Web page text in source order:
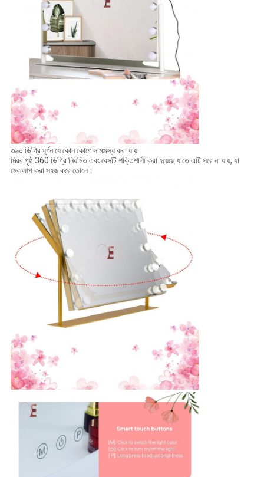
৩৬০ ডিগ্রি ঘূর্ণন যে কোন কোণে সামঞ্জস্য করা যায়
মিরর পৃষ্ঠ 360 ডিগ্রি নিয়মিত এবং বেসটি শক্তিশালী করা হয়েছে যাতে এটি সরে না যায়, যা
মেকআপ করা সহজ করে তোলে।